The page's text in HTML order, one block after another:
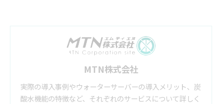
MTN株式会社
実際の導入事例やウォーターサーバーの導入メリット、炭
酸水機能の特徴など、それぞれのサービスについて詳しく